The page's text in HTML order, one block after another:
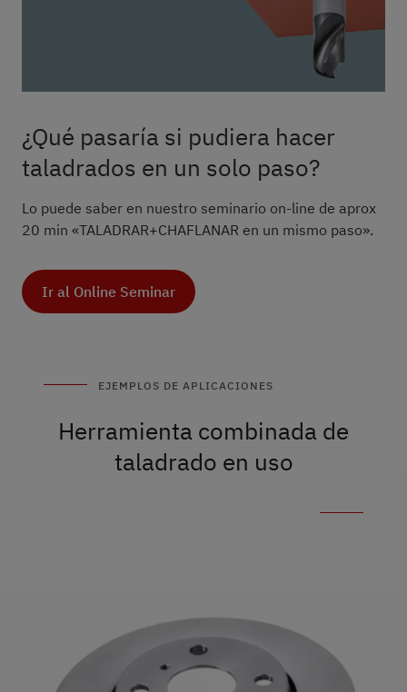
¿Qué pasaría si pudiera hacer
taladrados en un solo paso?
Lo puede saber en nuestro seminario on-line de aprox
20 min «TALADRAR+CHAFLANAR en un mismo paso».
Ir al Online Seminar
EJEMPLOS DE APLICACIONES
Herramienta combinada de
taladrado en uso